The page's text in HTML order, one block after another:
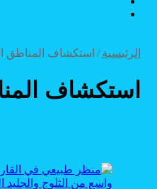
الرئيسية / استكشاف المناطق
استكشاف